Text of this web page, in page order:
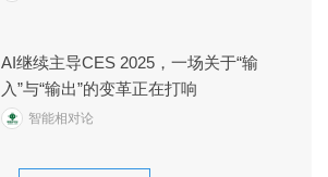
AI继续主导CES 2025，一场关于“输
入”与“输出”的变革正在打响
智能相对论